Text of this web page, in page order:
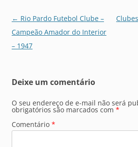
Navegação
de
posts
← Rio Pardo Futebol Clube –
Campeão Amador do Interior
– 1947
Deixe um comentário
O seu endereço de e-mail não será
obrigatórios são marcados com *
Comentário *